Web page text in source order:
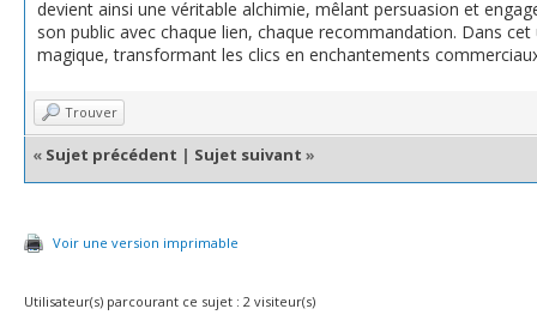
devient ainsi une véritable alchimie, mêlant persuasion et
son public avec chaque lien, chaque recommandation. Dans
magique, transformant les clics en enchantements
Trouver
« Sujet précédent | Sujet suivant »
Voir une version imprimable
Utilisateur(s) parcourant ce sujet : 2 visiteur(s)